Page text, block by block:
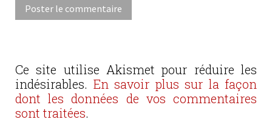
Ce site utilise Akismet pour réduire les
indésirables. En savoir plus sur la façon
dont les données de vos commentaires
sont traitées.